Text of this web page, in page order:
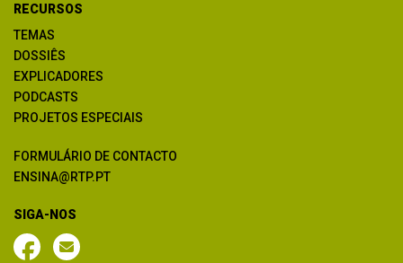
RECURSOS
TEMAS
DOSSIÊS
EXPLICADORES
PODCASTS
PROJETOS ESPECIAIS
FORMULÁRIO DE CONTACTO
ENSINA@RTP.PT
SIGA-NOS